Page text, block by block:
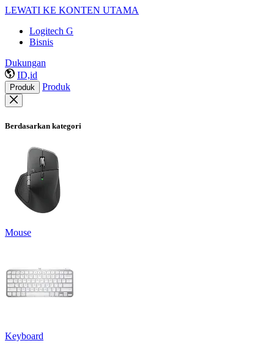
LEWATI KE KONTEN UTAMA
Logitech G
Bisnis
Dukungan
ID,id
Produk Produk
Berdasarkan kategori
Mouse
Keyboard